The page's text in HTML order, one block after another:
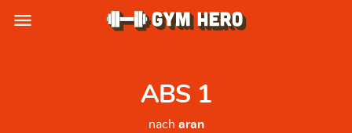
menu
ABS 1
nach aran